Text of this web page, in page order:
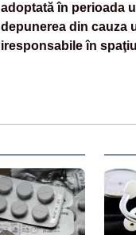
adoptată în perioada
depunerea din cauza
iresponsabile în